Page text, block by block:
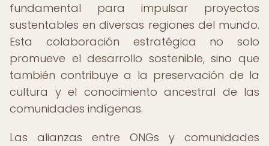
fundamental para impulsar proyectos
sustentables en diversas regiones del mundo.
Esta colaboración estratégica no solo
promueve el desarrollo sostenible, sino que
también contribuye a la preservación de la
cultura y el conocimiento ancestral de las
comunidades indígenas.
Las alianzas entre ONGs y comunidades